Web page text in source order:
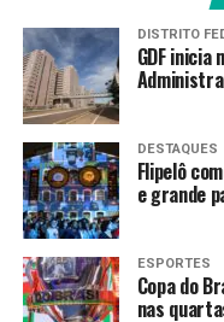
O auge de Henrique
resultado de muita
Henrique Marques
nos Jogos Pan-
foi surpreendido com
cardíaca, durante um
Chile. Após passar
cinco meses longe dos
De volta aos treinos,
DISTRITO
GDF
DESTAQUES
Flipelô
e grande
ESPORTES
Copa do
nas